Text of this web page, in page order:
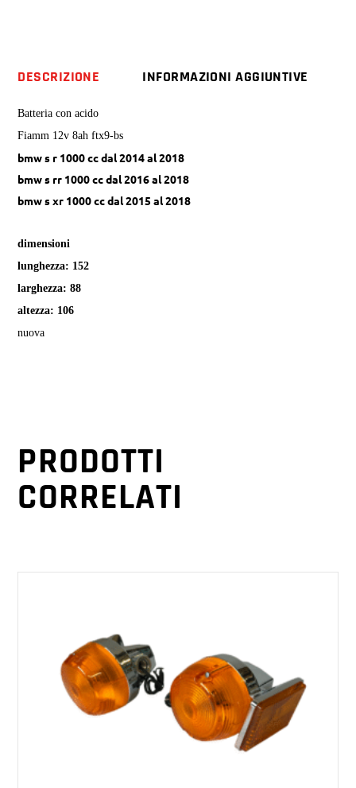
rr
s
xr
quantity
DESCRIZIONE INFORMAZIONI AGGIUNTIVE
Batteria con acido
Fiamm 12v 8ah ftx9-bs
bmw s r 1000 cc dal 2014 al 2018
bmw s rr 1000 cc dal 2016 al 2018
bmw s xr 1000 cc dal 2015 al 2018
dimensioni
lunghezza: 152
larghezza: 88
altezza: 106
nuova
PRODOTTI
CORRELATI
AGGIUNGI AL CARRELLO